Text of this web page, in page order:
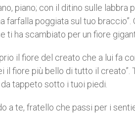
piano; con il ditino sulle labbra
farfalla poggiata sul tuo
ti ha scambiato per un fiore
il fiore del creato che a lui fa
il fiore più bello di tutto il
tappeto sotto i tuoi piedi.
a te, fratello che passi per i